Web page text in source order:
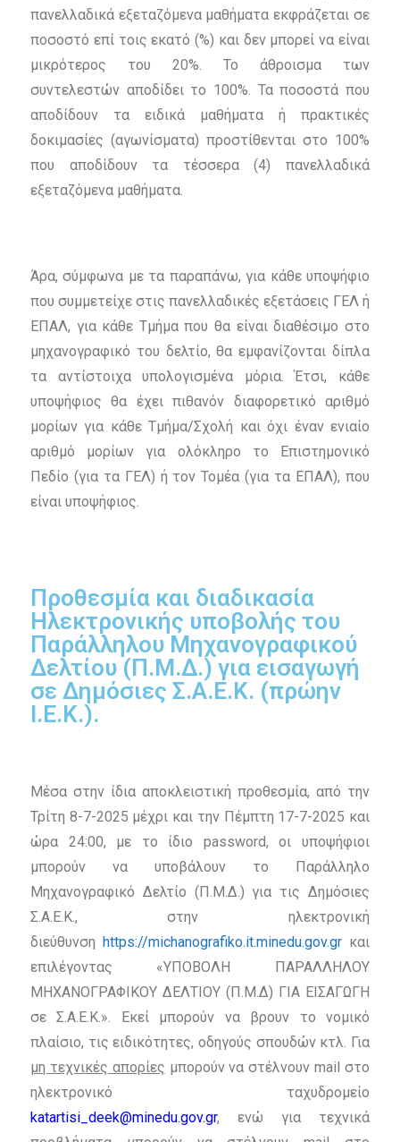
πανελλαδικά εξεταζόμενα μαθήματα εκφράζεται σε
ποσοστό επί τοις εκατό (%) και δεν μπορεί να είναι
μικρότερος του 20%. Το άθροισμα των
συντελεστών αποδίδει το 100%. Τα ποσοστά που
αποδίδουν τα ειδικά μαθήματα ή πρακτικές
δοκιμασίες (αγωνίσματα) προστίθενται στο 100%
που αποδίδουν τα τέσσερα (4) πανελλαδικά
εξεταζόμενα μαθήματα.
Άρα, σύμφωνα με τα παραπάνω, για κάθε υποψήφιο
που συμμετείχε στις πανελλαδικές εξετάσεις ΓΕΛ ή
ΕΠΑΛ, για κάθε Τμήμα που θα είναι διαθέσιμο στο
μηχανογραφικό του δελτίο, θα εμφανίζονται δίπλα
τα αντίστοιχα υπολογισμένα μόρια. Έτσι, κάθε
υποψήφιος θα έχει πιθανόν διαφορετικό αριθμό
μορίων για κάθε Τμήμα/Σχολή και όχι έναν ενιαίο
αριθμό μορίων για ολόκληρο το Επιστημονικό
Πεδίο (για τα ΓΕΛ) ή τον Τομέα (για τα ΕΠΑΛ), που
είναι υποψήφιος.
Προθεσμία και διαδικασία
Ηλεκτρονικής υποβολής του
Παράλληλου Μηχανογραφικού
Δελτίου (Π.Μ.Δ.) για εισαγωγή
σε Δημόσιες Σ.Α.Ε.Κ. (πρώην
Ι.Ε.Κ.).
Μέσα στην ίδια αποκλειστική προθεσμία,από την
Τρίτη 8-7-2025 μέχρι και την Πέμπτη 17-7-2025 και
ώρα 24:00, με το ίδιο password, οι υποψήφιοι
μπορούν να υποβάλουν το Παράλληλο
Μηχανογραφικό Δελτίο (Π.Μ.Δ.) για τις Δημόσιες
Σ.Α.Ε.Κ., στην ηλεκτρονική
διεύθυνση https://michanografiko.it.minedu.gov.gr και
επιλέγοντας «ΥΠΟΒΟΛΗ ΠΑΡΑΛΛΗΛΟΥ
ΜΗΧΑΝΟΓΡΑΦΙΚΟΥ ΔΕΛΤΙΟΥ (Π.Μ.Δ) ΓΙΑ ΕΙΣΑΓΩΓΗ
σε Σ.Α.Ε.Κ.». Εκεί μπορούν να βρουν το νομικό
πλαίσιο, τις ειδικότητες, οδηγούς σπουδών κτλ. Για
μη τεχνικές απορίες μπορούν να στέλνουν mail στο
ηλεκτρονικό ταχυδρομείο
katartisi_deek@minedu.gov.gr, ενώ για τεχνικά